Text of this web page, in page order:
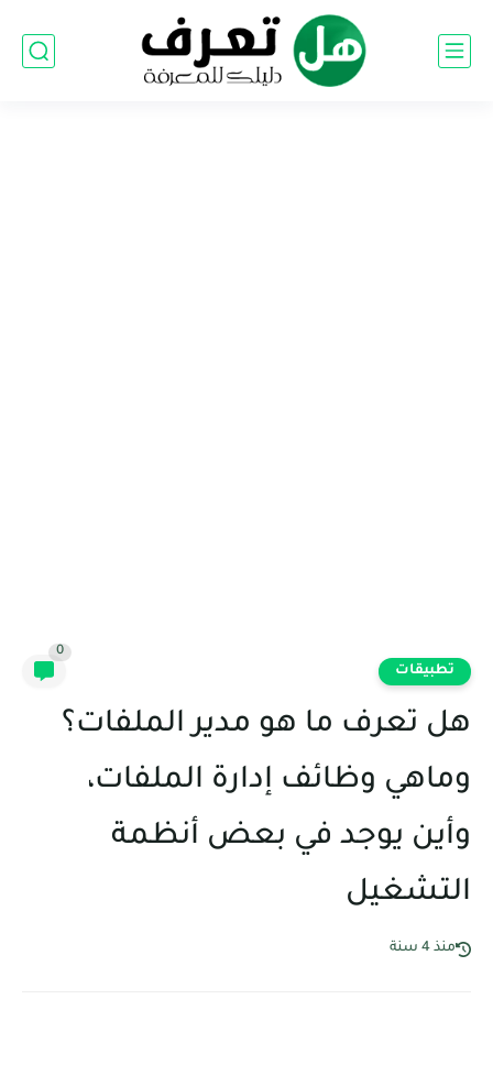
تطبيقات
0
هل تعرف ما هو مدير الملفات؟
وماهي وظائف إدارة الملفات،
وأين يوجد في بعض أنظمة
التشغيل
منذ 4 سنة